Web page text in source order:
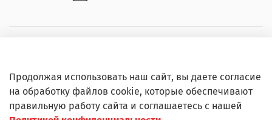
Информация
Продолжая использовать наш сайт, вы даете согласие
на обработку файлов cookie, которые обеспечивают
правильную работу сайта и соглашаетесь с нашей